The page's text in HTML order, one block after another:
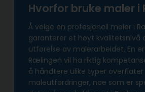
Hvorfor bruke maler i
Å velge en profesjonell maler i
garanterer et høyt kvalitetsnivå
utførelse av malerarbeidet. En
Rælingen vil ha riktig
å håndtere ulike typer overflater
maleutfordringer, noe som er